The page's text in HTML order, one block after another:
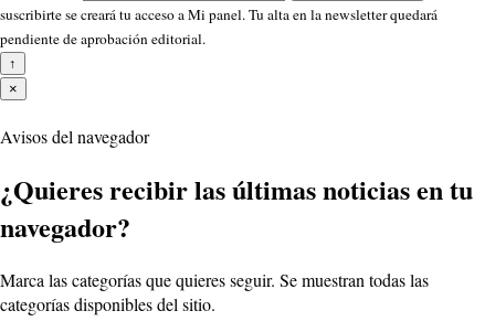
suscribirte se creará tu acceso a Mi panel. Tu alta en la newsletter quedará
pendiente de aprobación editorial.
↑
×
Avisos del navegador
¿Quieres recibir las últimas noticias en tu
navegador?
Marca las categorías que quieres seguir. Se muestran todas las
categorías disponibles del sitio.